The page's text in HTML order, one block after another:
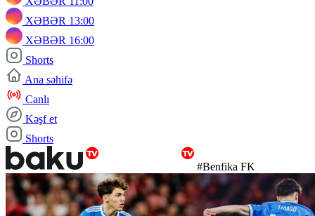
XƏBƏR 13:00
XƏBƏR 16:00
Shorts
Ana səhifə
Canlı
Kəşf et
Shorts
#Benfika FK